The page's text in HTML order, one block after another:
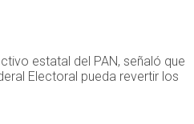
estatal del PAN, señaló que
Electoral pueda revertir los